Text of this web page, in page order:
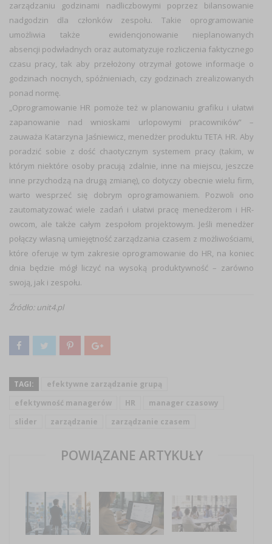
zarządzaniu godzinami nadliczbowymi poprzez bilansowanie
nadgodzin dla członków zespołu. Takie oprogramowanie
umożliwia także ewidencjonowanie nieplanowanych
absencji podwładnych oraz automatyzuje rozliczenia faktycznego
czasu pracy, tak aby przełożony otrzymał gotowe informacje o
godzinach nocnych, spóźnieniach, czy godzinach zrealizowanych
ponad normę.
„Oprogramowanie HR pomoże też w planowaniu grafiku i ułatwi
zapanowanie nad wnioskami urlopowymi pracowników” –
zauważa Katarzyna Jaśniewicz, menedżer produktu TETA HR. Aby
poradzić sobie z dość chaotycznym systemem pracy (takim, w
którym niektóre osoby pracują zdalnie, inne na miejscu, jeszcze
inne przychodzą na drugą zmianę), co dotyczy obecnie wielu firm,
warto wesprzeć się dobrym oprogramowaniem. Pozwoli ono
zautomatyzować wiele zadań i ułatwi pracę menedżerom i HR-
owcom, ale także całym zespołom projektowym. Jeśli menedżer
połączy własną umiejętność zarządzania czasem z możliwościami,
które oferuje w tym zakresie oprogramowanie do HR, na koniec
dnia będzie mógł liczyć na wysoką produktywność – zarówno
swoją, jak i zespołu.
Źródło: unit4.pl
TAGI:
efektywne zarządzanie grupą
efektywność managerów
HR
manager czasowy
slider
zarządzanie zarządzanie czasem
POWIĄZANE ARTYKUŁY